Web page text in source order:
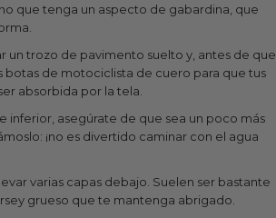
que tenga un aspecto de gabardina, que
un trozo de pavimento suelto y, antes de que
botas de motociclista de cuero para que tus
absorbida por la tela.
inferior, asegúrate de que sea un poco más
¡no es divertido caminar con el agua
varias capas debajo. Suelen ser bastante
grueso que te mantenga abrigado.